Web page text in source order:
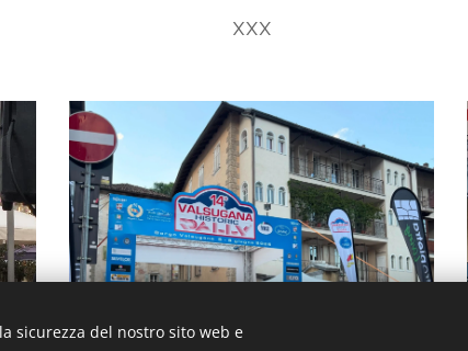
XXX
sicurezza del nostro sito web e